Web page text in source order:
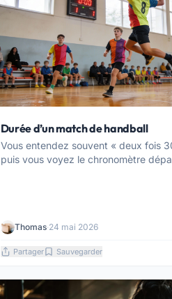
Durée d’un match de handball
Vous entendez souvent « deux fois
puis vous voyez le chronomètre
Thomas·24 mai 2026
Partager Sauvegarder